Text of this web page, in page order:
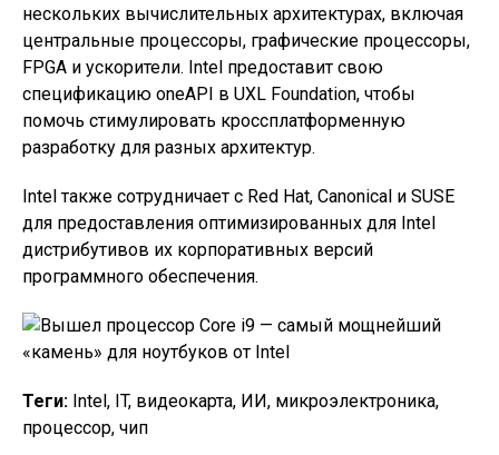
нескольких вычислительных архитектурах, включая
центральные процессоры, графические процессоры,
FPGA и ускорители. Intel предоставит свою
спецификацию oneAPI в UXL Foundation, чтобы
помочь стимулировать кроссплатформенную
разработку для разных архитектур.
Intel также сотрудничает с Red Hat, Canonical и SUSE
для предоставления оптимизированных для Intel
дистрибутивов их корпоративных версий
программного обеспечения.
Теги: Intel, IT, видеокарта, ИИ, микроэлектроника,
процессор, чип